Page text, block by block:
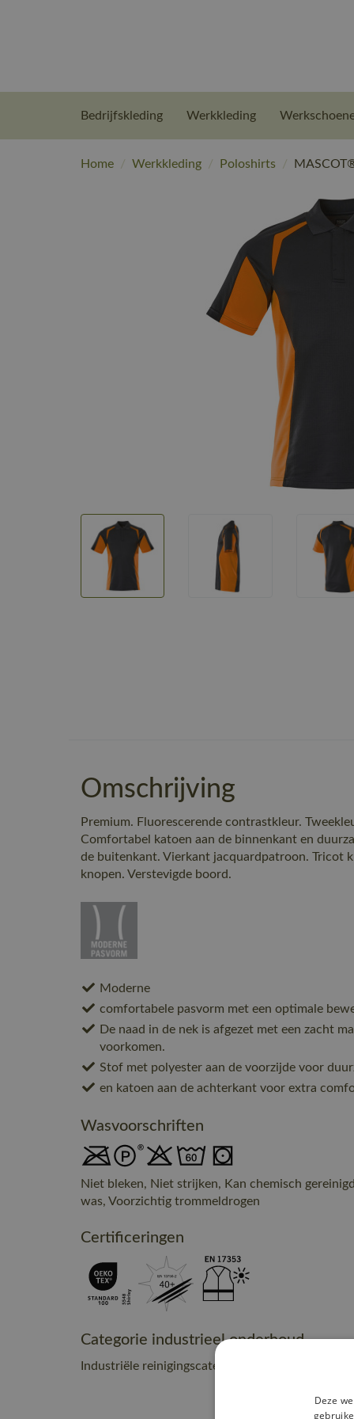
Bedrijfskleding Werkkleding
Home / Werkkleding / Poloshirts /
Omschrijving
Premium. Fluorescerende contrastkleur.
Comfortabel katoen aan de binnenkant en
de buitenkant. Vierkant jacquardpatroon. Tricot
knopen. Verstevigde boord.
Moderne
comfortabele pasvorm met een optimale
De naad in de nek is afgezet met een zacht
voorkomen.
Stof met polyester aan de voorzijde voor
en katoen aan de achterkant voor extra
Wasvoorschriften
Niet bleken, Niet strijken, Kan chemisch
was, Voorzichtig trommeldrogen
Certificeringen
Categorie industrieel onderhoud
Industriële reinigingscategorie B2
Deze